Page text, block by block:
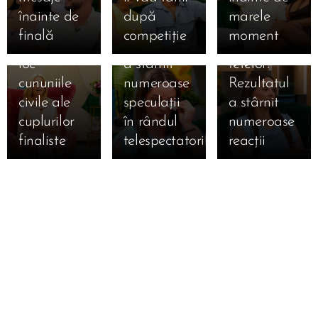
înainte de
finală
după
competiție
marele
moment
ediția
specială de
mâine! Au
loc
cununiile
civile ale
cuplurilor
finaliste
lacrimi la
Mireasa!
Momentul
a stârnit
numeroase
speculații
în rândul
telespectatorilor
ocupat
locul 3 în
topul
fetelor!
Rezultatul
a stârnit
numeroase
reacții